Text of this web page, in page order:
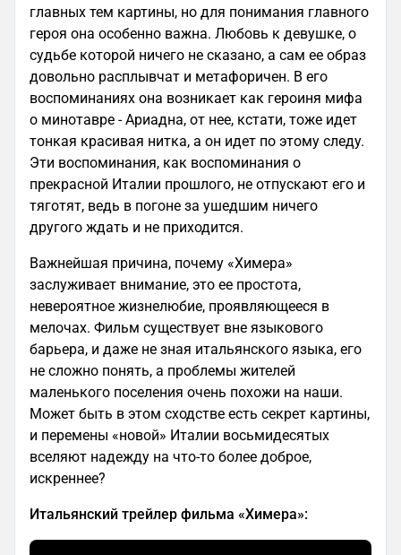
главных тем картины, но для понимания главного
героя она особенно важна. Любовь к девушке, о
судьбе которой ничего не сказано, а сам ее образ
довольно расплывчат и метафоричен. В его
воспоминаниях она возникает как героиня мифа
о минотавре - Ариадна, от нее, кстати, тоже идет
тонкая красивая нитка, а он идет по этому следу.
Эти воспоминания, как воспоминания о
прекрасной Италии прошлого, не отпускают его и
тяготят, ведь в погоне за ушедшим ничего
другого ждать и не приходится.
Важнейшая причина, почему «Химера»
заслуживает внимание, это ее простота,
невероятное жизнелюбие, проявляющееся в
мелочах. Фильм существует вне языкового
барьера, и даже не зная итальянского языка, его
не сложно понять, а проблемы жителей
маленького поселения очень похожи на наши.
Может быть в этом сходстве есть секрет картины,
и перемены «новой» Италии восьмидесятых
вселяют надежду на что-то более доброе,
искреннее?
Итальянский трейлер фильма «Химера»: